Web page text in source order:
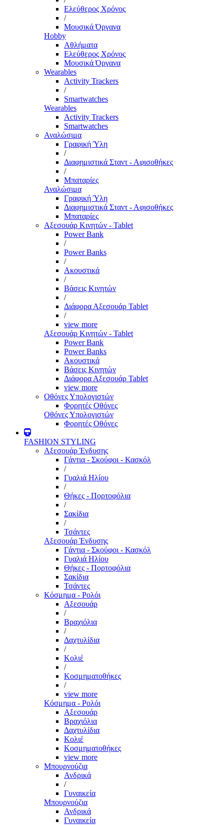
Ελεύθερος Χρόνος
/
Μουσικά Όργανα
Hobby
Αθλήματα
Ελεύθερος Χρόνος
Μουσικά Όργανα
Wearables
Activity Trackers
/
Smartwatches
Wearables
Activity Trackers
Smartwatches
Αναλώσιμα
Γραφική Ύλη
/
Διαφημιστικά Σταντ - Αφισοθήκες
/
Μπαταρίες
Αναλώσιμα
Γραφική Ύλη
Διαφημιστικά Σταντ - Αφισοθήκες
Μπαταρίες
Αξεσουάρ Κινητών - Tablet
Power Bank
/
Power Banks
/
Ακουστικά
/
Βάσεις Κινητών
/
Διάφορα Αξεσουάρ Tablet
/
view more
Αξεσουάρ Κινητών - Tablet
Power Bank
Power Banks
Ακουστικά
Βάσεις Κινητών
Διάφορα Αξεσουάρ Tablet
view more
Οθόνες Υπολογιστών
Φορητές Οθόνες
Οθόνες Υπολογιστών
Φορητές Οθόνες
FASHION STYLING
Αξεσουάρ Ένδυσης
Γάντια - Σκούφοι - Κασκόλ
/
Γυαλιά Ηλίου
/
Θήκες - Πορτοφόλια
/
Σακίδια
/
Τσάντες
Αξεσουάρ Ένδυσης
Γάντια - Σκούφοι - Κασκόλ
Γυαλιά Ηλίου
Θήκες - Πορτοφόλια
Σακίδια
Τσάντες
Κόσμημα - Ρολόι
Αξεσουάρ
/
Βραχιόλια
/
Δαχτυλίδια
/
Κολιέ
/
Κοσμηματοθήκες
/
view more
Κόσμημα - Ρολόι
Αξεσουάρ
Βραχιόλια
Δαχτυλίδια
Κολιέ
Κοσμηματοθήκες
view more
Μπουρνούζια
Ανδρικά
/
Γυναικεία
Μπουρνούζια
Ανδρικά
Γυναικεία